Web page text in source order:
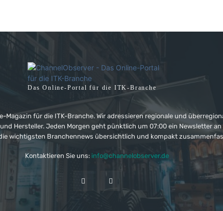
Das Online-Portal für die ITK-Branche
Magazin für die ITK-Branche. Wir adressieren regionale und
Hersteller. Jeden Morgen geht pünktlich um 07:00 ein Newsletter
wichtigsten Branchennews übersichtlich und kompakt
Kontaktieren Sie uns: info@channelobserver.de